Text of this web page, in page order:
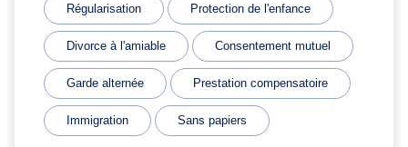
Régularisation Protection de l'enfance
Divorce à l'amiable Consentement mutuel
Garde alternée Prestation compensatoire
Immigration Sans papiers